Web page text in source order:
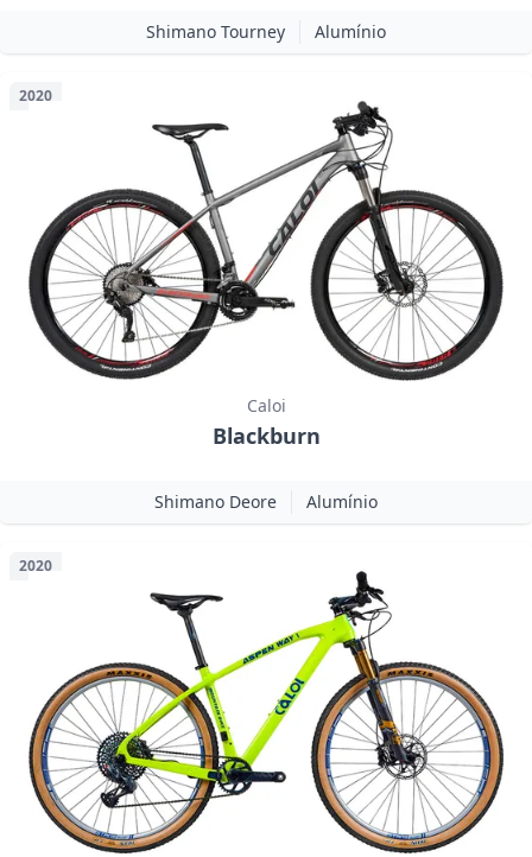
Shimano Tourney Alumínio
2020
Caloi
Blackburn
Shimano Deore Alumínio
2020